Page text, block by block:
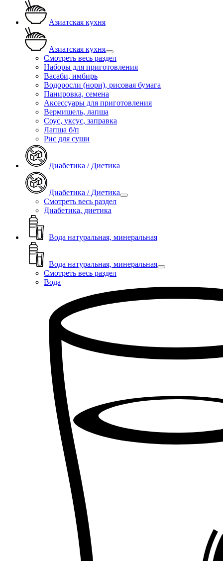
Азиатская кухня
Азиатская кухня
Смотреть весь раздел
Наборы для приготовления
Васаби, имбирь
Водоросли (нори), рисовая бумага
Панировка, семена
Аксессуары для приготовления
Вермишель, лапша
Соус, уксус, заправка
Лапша б/п
Рис для суши
Диабетика / Диетика
Диабетика / Диетика
Смотреть весь раздел
Диабетика, диетика
Вода натуральная, минеральная
Вода натуральная, минеральная
Смотреть весь раздел
Вода